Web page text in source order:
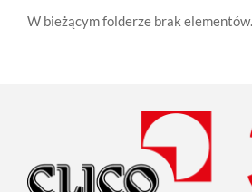
W bieżącym folderze brak elementów.